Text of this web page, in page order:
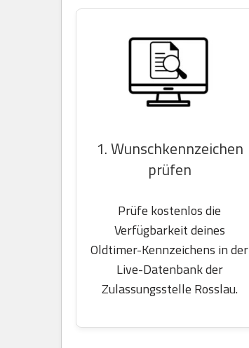
1. Wunschkennzeichen
prüfen
Prüfe kostenlos die
Verfügbarkeit deines
Oldtimer-Kennzeichens in der
Live-Datenbank der
Zulassungsstelle Rosslau.